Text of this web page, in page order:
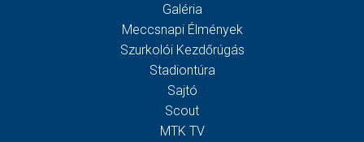
Galéria
Meccsnapi Élmények
Szurkolói Kezdőrúgás
Stadiontúra
Sajtó
Scout
MTK TV